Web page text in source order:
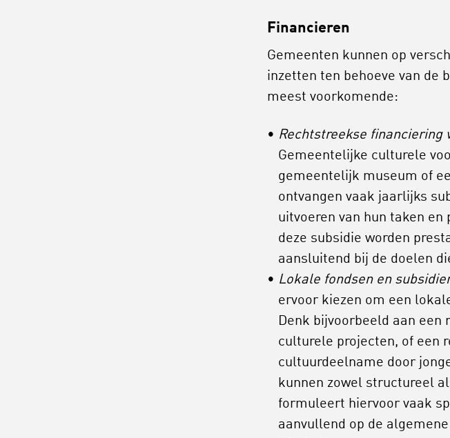
Financieren
Gemeenten kunnen op
inzetten ten behoeve van de
meest voorkomende:
Rechtstreekse financiering
Gemeentelijke culturele
gemeentelijk museum of
ontvangen vaak jaarlijks
uitvoeren van hun taken
deze subsidie worden
aansluitend bij de doelen
Lokale fondsen en
ervoor kiezen om een
Denk bijvoorbeeld aan een
culturele projecten, of een
cultuurdeelname door
kunnen zowel structureel
formuleert hiervoor vaak
aanvullend op de